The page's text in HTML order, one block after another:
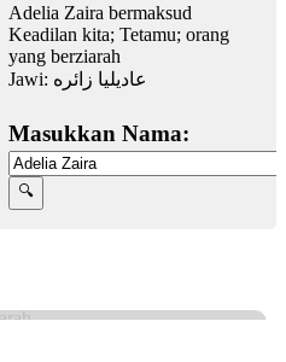
Adelia Zaira bermaksud
Keadilan kita; Tetamu; orang
yang berziarah
Jawi: عاديليا زائره
Masukkan Nama: